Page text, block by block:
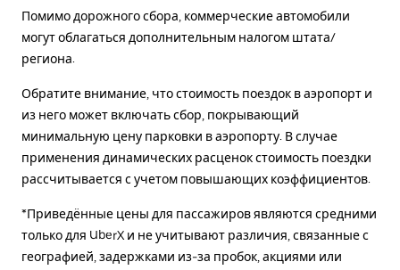
Помимо дорожного сбора, коммерческие автомобили
могут облагаться дополнительным налогом штата/
региона.
Обратите внимание, что стоимость поездок в аэропорт и
из него может включать сбор, покрывающий
минимальную цену парковки в аэропорту. В случае
применения динамических расценок стоимость поездки
рассчитывается с учетом повышающих коэффициентов.
*Приведённые цены для пассажиров являются средними
только для UberX и не учитывают различия, связанные с
географией, задержками из-за пробок, акциями или